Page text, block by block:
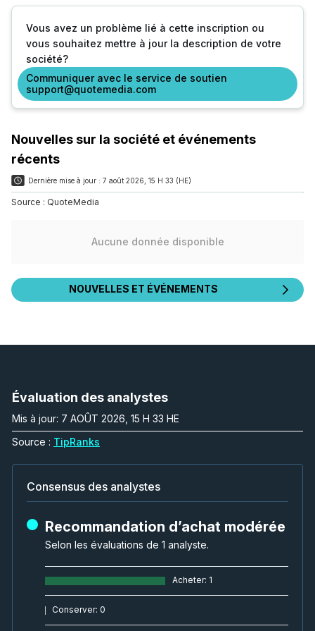
Vous avez un problème lié à cette inscription ou
vous souhaitez mettre à jour la description de votre
société?
Communiquer avec le service de soutien
support@quotemedia.com
Nouvelles sur la société et événements
récents
Dernière mise à jour : 7 août 2026, 15 H 33 (HE)
Source : QuoteMedia
Aucune donnée disponible
NOUVELLES ET ÉVÉNEMENTS
Évaluation des analystes
Mis à jour: 7 AOÛT 2026, 15 H 33 HE
Source : TipRanks
Consensus des analystes
Recommandation d’achat modérée
Selon les évaluations de 1 analyste.
Acheter: 1
Conserver: 0